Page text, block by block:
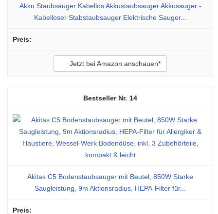
Akku Staubsauger Kabellos Akkustaubsauger Akkusauger -
Kabelloser Stabstaubsauger Elektrische Sauger...
Jetzt bei Amazon anschauen*
14
Akitas C5 Bodenstaubsauger mit Beutel, 850W Starke
Saugleistung, 9m Aktionsradius, HEPA-Filter für...